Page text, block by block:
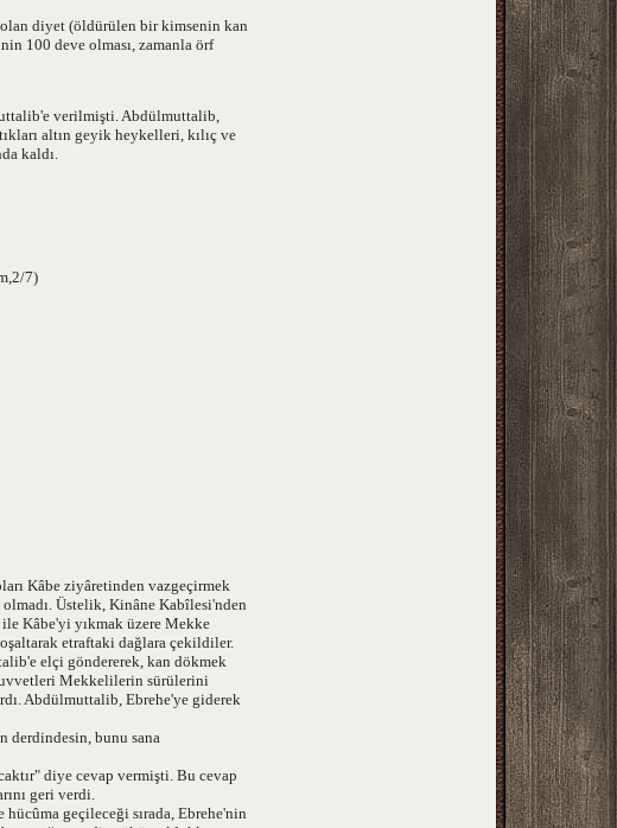
diyet (öldürülen bir kimsenin kan
100 deve olması, zamanla örf
verilmişti. Abdülmuttalib,
altın geyik heykelleri, kılıç ve
kaldı.
7)
Kâbe ziyâretinden vazgeçirmek
Üstelik, Kinâne Kabîlesi'nden
Kâbe'yi yıkmak üzere Mekke
etraftaki dağlara çekildiler.
elçi göndererek, kan dökmek
Mekkelilerin sürülerini
Abdülmuttalib, Ebrehe'ye giderek
derdindesin, bunu sana
diye cevap vermişti. Bu cevap
geri verdi.
hücûma geçileceği sırada, Ebrehe'nin